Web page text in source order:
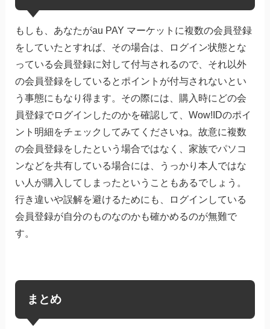
もしも、あなたがau PAY マーケットに複数の会員登録
をしていたとすれば、その場合は、ログイン状態とな
っている会員登録に対して付与されるので、それ以外
の会員登録をしているとポイントが付与されないとい
う事態にもなり得ます。その際には、購入時にどの会
員登録でログインしたのかを確認して、Wow!IDのポイ
ント明細をチェックしてみてくださいね。故意に複数
の会員登録をしたという場合ではなく、家族でパソコ
ンなどを共有している場合には、うっかり本人ではな
い人が購入してしまったということもあるでしょう。
行き違いや誤解を避けるためにも、ログインしている
会員登録が自分のものなのかも確かめるのが無難で
す。
まとめ